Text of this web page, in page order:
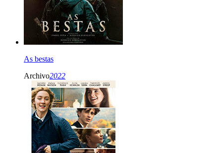
As bestas
Archivo2022